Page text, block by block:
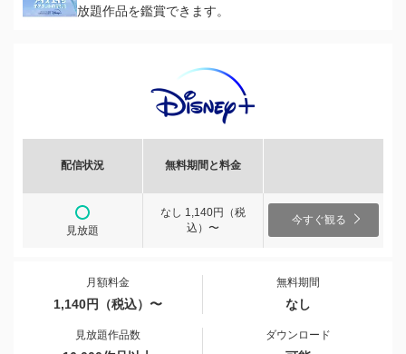
放題作品を鑑賞できます。
配信状況 無料期間と料金
見放題
なし 1,140円（税
込）〜
今すぐ観る
月額料金
1,140円（税込）〜
無料期間
なし
見放題作品数 ダウンロード